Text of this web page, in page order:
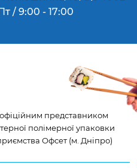
/ 9:00 - 17:00
представником
полімерної упаковки
Офсет (м. Дніпро)